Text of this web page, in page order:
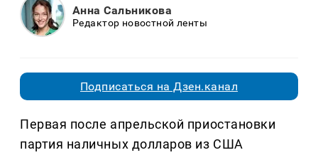
Анна Сальникова
Редактор новостной ленты
Подписаться на Дзен.канал
Первая после апрельской приостановки
партия наличных долларов из США